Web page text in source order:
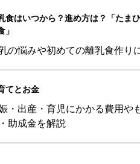
食はいつから？進め方は？「たま
」
の悩みや初めての離乳食作り
てとお金
・出産・育児にかかる費用や
助成金を解説